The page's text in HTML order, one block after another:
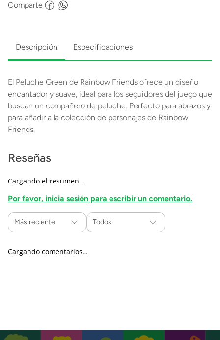
Comparte
Descripción Especificaciones
El Peluche Green de Rainbow Friends ofrece un diseño
encantador y suave, ideal para los seguidores del juego que
buscan un compañero de peluche. Perfecto para abrazos y
para añadir a la colección de personajes de Rainbow
Friends.
Reseñas
Cargando el resumen…
Por favor, inicia sesión para escribir un comentario.
Más reciente Todos
Cargando comentarios…